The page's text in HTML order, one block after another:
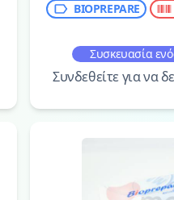
BIOPREPARE
Συσκευασία
Συνδεθείτε για να